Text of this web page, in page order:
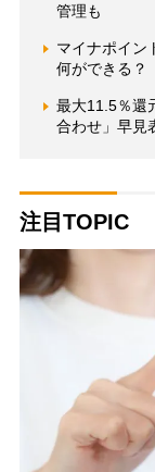
管理も
マイナポイ
何ができる？
最大11.5％還
合わせ」早見
注目TOPIC